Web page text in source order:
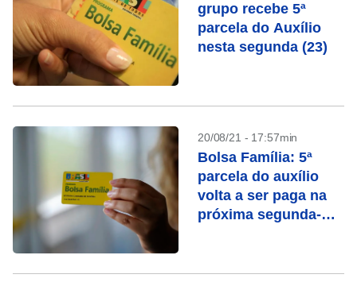
grupo recebe 5ª
parcela do Auxílio
nesta segunda (23)
20/08/21 - 17:57min
Bolsa Família: 5ª
parcela do auxílio
volta a ser paga na
próxima segunda-